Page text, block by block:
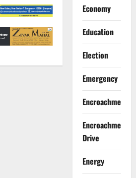
Economy
Education
Election
Emergency
Encroachment
Encroachment
Drive
Energy